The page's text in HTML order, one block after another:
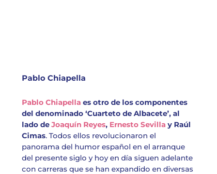
Pablo Chiapella
Pablo Chiapellaes otro de los componentes
del denominado ‘Cuarteto de Albacete’, al
lado de Joaquín Reyes, Ernesto Sevillay Raúl
Cimas. Todos ellos revolucionaron el
panorama del humor español en el arranque
del presente siglo y hoy en día siguen adelante
con carreras que se han expandido en diversas